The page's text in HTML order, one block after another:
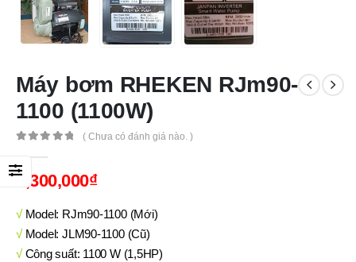
Máy bơm RHEKEN RJm90-
1100 (1100W)
( Chưa có đánh giá nào. )
2,300,000₫
√Model: RJm90-1100 (Mới)
√ Model: JLM90-1100 (Cũ)
√Công suất: 1100 W (1,5HP)